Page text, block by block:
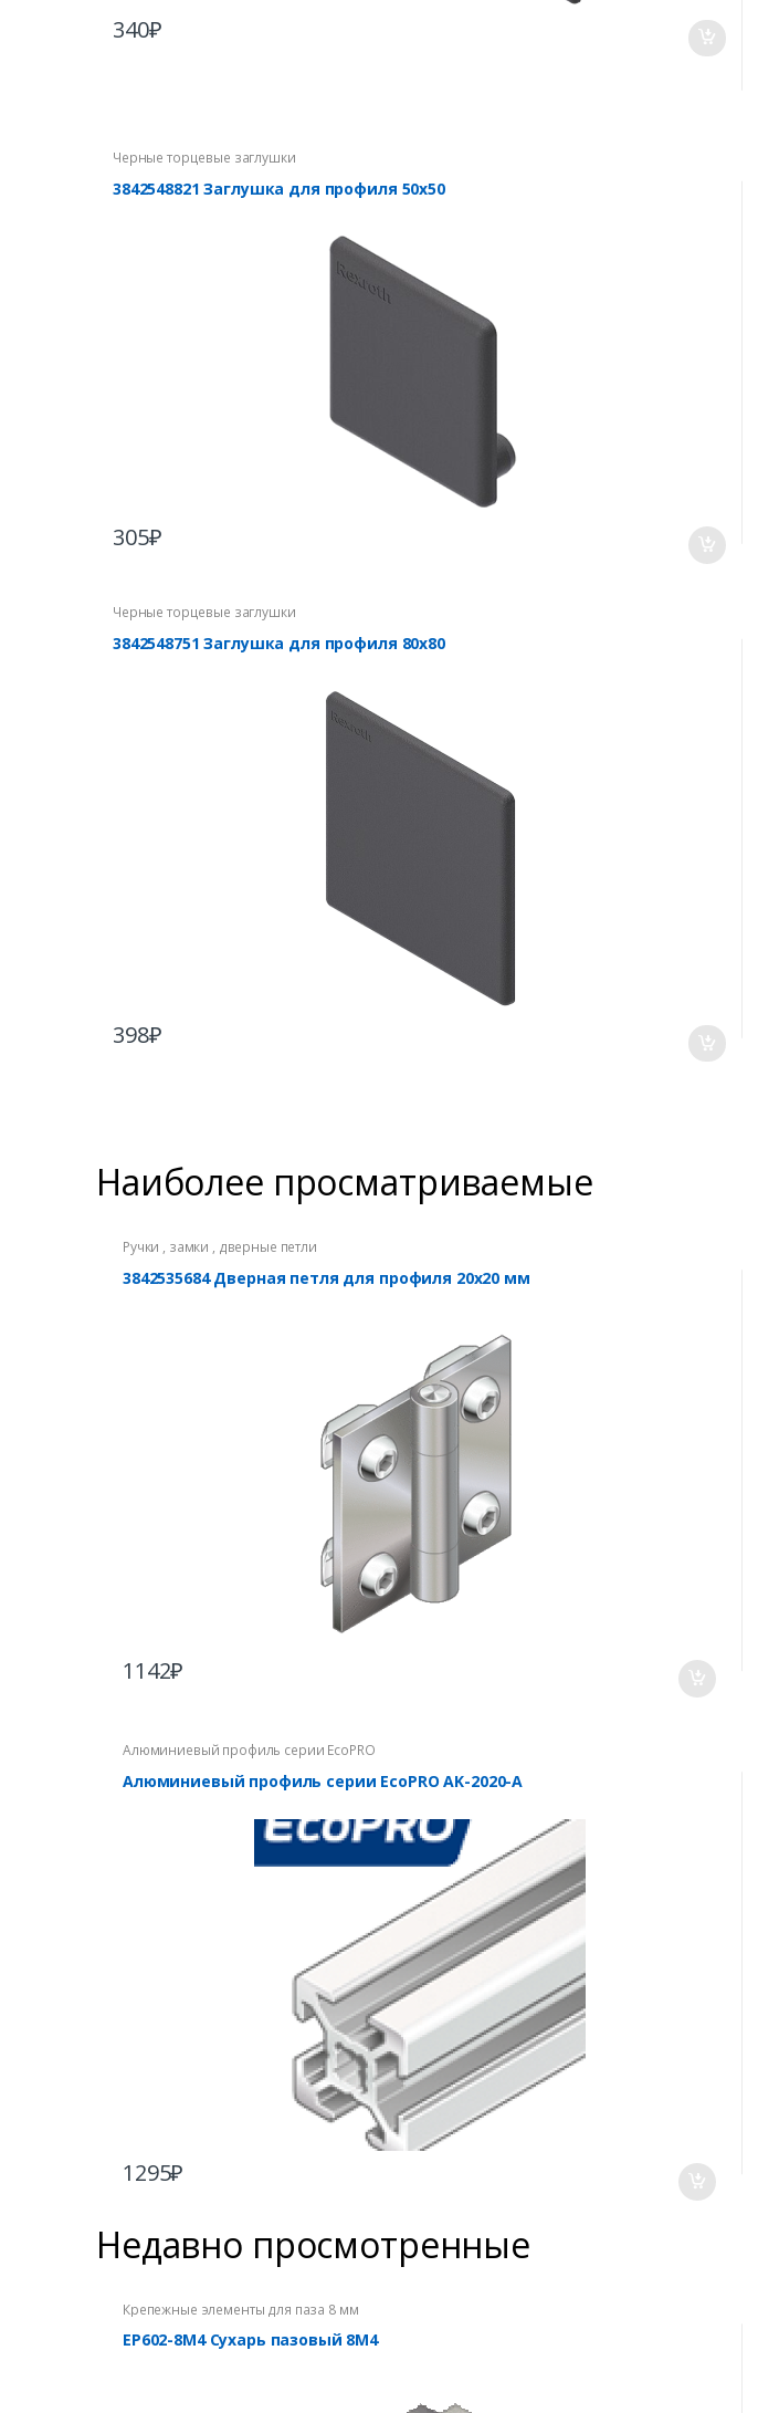
340₽
Черные торцевые заглушки
3842548821 Заглушка для профиля 50х50
305₽
Черные торцевые заглушки
3842548751 Заглушка для профиля 80х80
398₽
Наиболее просматриваемые
Ручки , замки , дверные петли
3842535684 Дверная петля для профиля 20х20 мм
1142₽
Алюминиевый профиль серии EcoPRO
Алюминиевый профиль серии EcoPRO AK-2020-A
1295₽
Недавно просмотренные
Крепежные элементы для паза 8 мм
EP602-8M4 Сухарь пазовый 8М4